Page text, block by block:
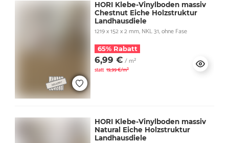
HORI Klebe-Vinylboden massiv
Chestnut Eiche Holzstruktur
Landhausdiele
1219 x 152 x 2 mm, NKL 31, ohne Fase
65% Rabatt
6,99 € / m²
statt 19,99 €/m²
HORI Klebe-Vinylboden massiv
Natural Eiche Holzstruktur
Landhausdiele